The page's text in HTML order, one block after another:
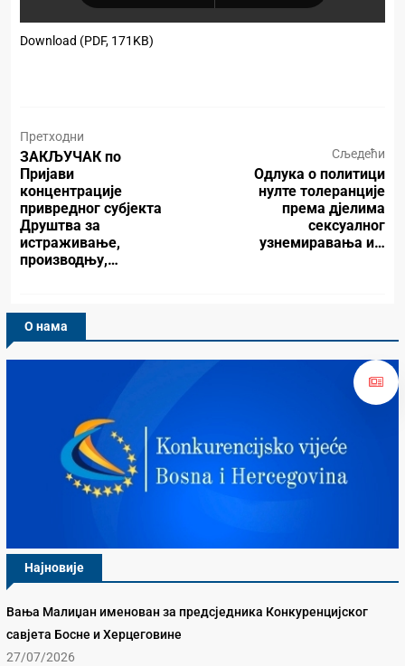
Download (PDF, 171KB)
Претходни
ЗАКЉУЧАК по
Пријави
концентрације
привредног субјекта
Друштва за
истраживање,
производњу,…
Сљедећи
Одлука о политици
нулте толеранције
према дјелима
сексуалног
узнемиравања и…
О нама
Најновије
Вања Малиџан именован за предсједника Конкуренцијског
савјета Босне и Херцеговине
27/07/2026